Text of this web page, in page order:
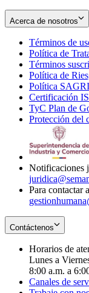
Acerca de nosotros
Términos de
Política de
Términos
Política de
Política
Certificación
TyC Plan de
Protección del
Notificaciones
Para contactar
Contáctenos
Horarios de
Lunes a
8:00 a.m. a
Canales de